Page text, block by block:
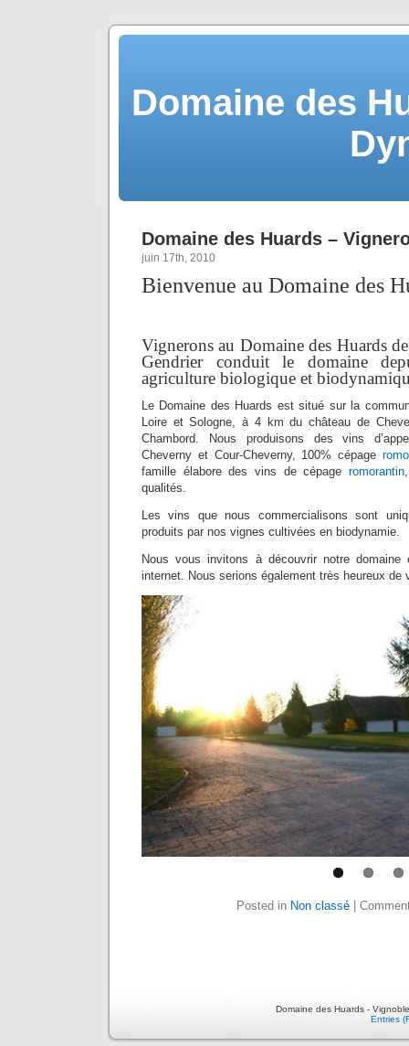
Domaine des
Domaine des Huards –
juin 17th, 2010
Bienvenue au Domaine des
Vignerons au Domaine des Huards
Gendrier conduit le domaine
agriculture biologique et
Le Domaine des Huards est situé sur la
Loire et Sologne, à 4 km du château de
Chambord. Nous produisons des vins
Cheverny et Cour-Cheverny, 100% cépage
famille élabore des vins de cépageromorantin
qualités.
Les vins que nous commercialisons sont
produits par nos vignes cultivées en biodynamie.
Nous vous invitons à découvrir notre
internet. Nous serions également très heureux de
Posted in Non classé
Domaine des Huards -
Entries